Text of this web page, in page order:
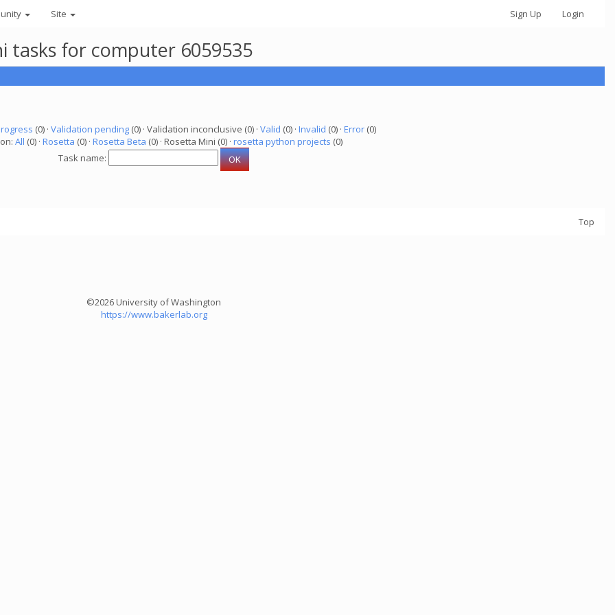
Site Sign Up Login
tasks for computer 6059535
(0) · Validation pending(0) · Validation inconclusive (0) · Valid (0) · Invalid (0) · Error(0)
All (0) · Rosetta (0) · Rosetta Beta (0) · Rosetta Mini (0) · rosetta python projects (0)
Task name:
Top
©2026 University of Washington
https://www.bakerlab.org